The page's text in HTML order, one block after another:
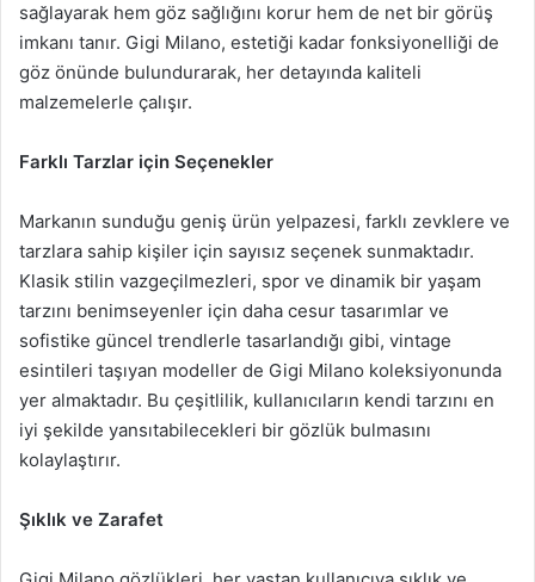
sağlayarak hem göz sağlığını korur hem de net bir görüş
imkanı tanır. Gigi Milano, estetiği kadar fonksiyonelliği de
göz önünde bulundurarak, her detayında kaliteli
malzemelerle çalışır.
Farklı Tarzlar için Seçenekler
Markanın sunduğu geniş ürün yelpazesi, farklı zevklere ve
tarzlara sahip kişiler için sayısız seçenek sunmaktadır.
Klasik stilin vazgeçilmezleri, spor ve dinamik bir yaşam
tarzını benimseyenler için daha cesur tasarımlar ve
sofistike güncel trendlerle tasarlandığı gibi, vintage
esintileri taşıyan modeller de Gigi Milano koleksiyonunda
yer almaktadır. Bu çeşitlilik, kullanıcıların kendi tarzını en
iyi şekilde yansıtabilecekleri bir gözlük bulmasını
kolaylaştırır.
Şıklık ve Zarafet